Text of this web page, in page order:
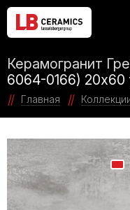
Керамогранит
6064-0166)
Главная